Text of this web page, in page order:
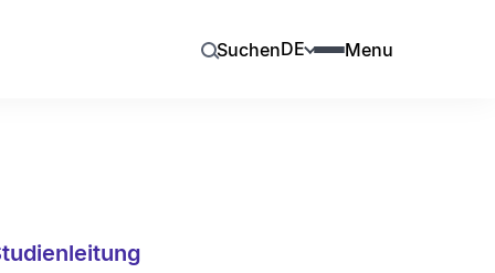
SuchenDE Menu